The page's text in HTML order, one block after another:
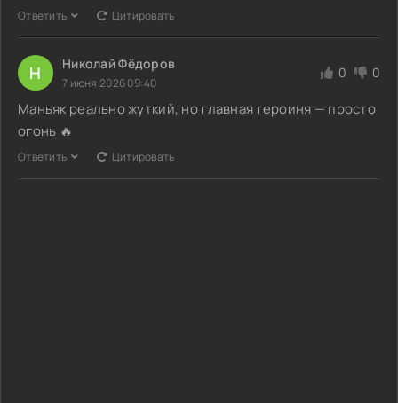
Ответить Цитировать
Н Николай Фёдоров
7 июня 2026 09:40
0 0
Маньяк реально жуткий, но главная героиня — просто
огонь 🔥
Ответить Цитировать